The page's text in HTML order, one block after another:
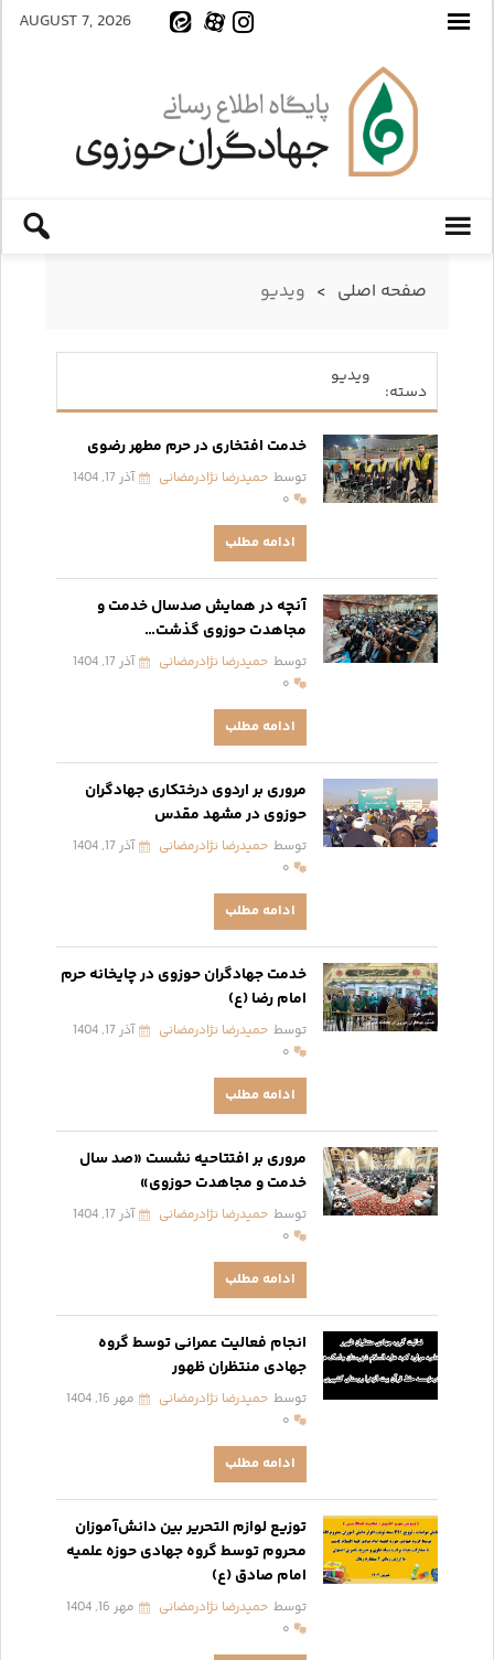
AUGUST 7, 2026
صفحه اصلی > ویدیو
دسته:
ویدیو
خدمت افتخاری در حرم مطهر رضوی
توسط حمیدرضا نژادرمضانی
آذر 17, 1404
۰
ادامه مطلب
آنچه در همایش صدسال خدمت و
مجاهدت حوزوی گذشت…
توسط حمیدرضا نژادرمضانی
آذر 17, 1404
۰
ادامه مطلب
مروری بر اردوی درختکاری جهادگران
حوزوی در مشهد مقدس
توسط حمیدرضا نژادرمضانی
آذر 17, 1404
۰
ادامه مطلب
خدمت جهادگران حوزوی در چایخانه حرم
امام رضا (ع)
توسط حمیدرضا نژادرمضانی
آذر 17, 1404
۰
ادامه مطلب
مروری بر افتتاحیه نشست «صد سال
خدمت و مجاهدت حوزوی»
توسط حمیدرضا نژادرمضانی
آذر 17, 1404
۰
ادامه مطلب
انجام فعالیت عمرانی توسط گروه
جهادی منتظران ظهور
توسط حمیدرضا نژادرمضانی
مهر 16, 1404
۰
ادامه مطلب
توزیع لوازم التحریر بین دانش‌آموزان
محروم توسط گروه جهادی حوزه علمیه
امام صادق (ع)
توسط حمیدرضا نژادرمضانی
مهر 16, 1404
۰